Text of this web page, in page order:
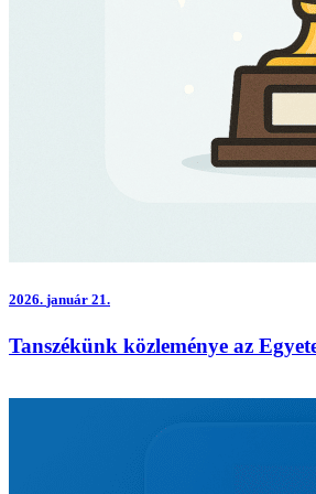
2026. január 21.
Tanszékünk közleménye az